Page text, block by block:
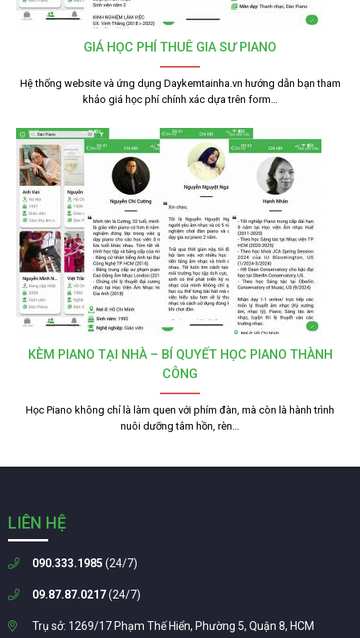
GIÁ HỌC PHÍ THUÊ GIA SƯ PIANO
Hệ thống website và ứng dụng Daykemtainha.vn hướng dẫn bạn tham
khảo giá học phí chính xác dựa trên form…
KÈM PIANO TẠI NHÀ – BÍ QUYẾT HỌC PIANO THÀNH
CÔNG
Học Piano không chỉ là làm quen với phím đàn, mà còn là hành trình
nuôi dưỡng tâm hồn, rèn…
LIÊN HỆ
090.333.1985 (24/7)
09.87.87.0217(24/7)
Trụ sở: 1269/17 Phạm Thế Hiển, Phường 5, Quận 8, HCM